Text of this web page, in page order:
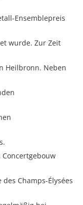
Ensemblepreis
wurde. Zur Zeit
Heilbronn. Neben
Champs-Élysées